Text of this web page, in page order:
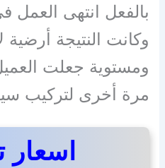
بالفعل انتهى
وكانت النتيجة أرضية
ومستوية جعلت
مرة أخرى لتركيب